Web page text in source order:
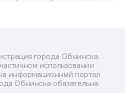
города Обнинска.
использовании
информационный портал
Обнинска обязательна.